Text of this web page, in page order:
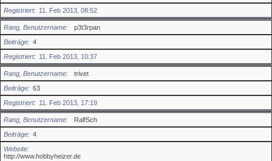
Registriert
11. Feb 2013, 08:52
Rang, Benutzername
p3t3rpan
Beiträge
4
Registriert
11. Feb 2013, 10:37
Rang, Benutzername
trivet
Beiträge
63
Registriert
11. Feb 2013, 17:19
Rang, Benutzername
RalfSch
Beiträge
4
Website
http://www.hobbyheizer.de